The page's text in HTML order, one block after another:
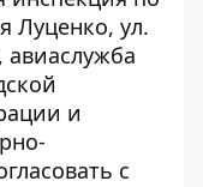
Луценко, ул.
и
с